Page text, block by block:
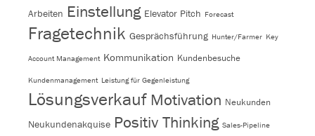
Arbeiten Einstellung Elevator Pitch Forecast
Fragetechnik Gesprächsführung Hunter/Farmer Key
Account Management Kommunikation Kundenbesuche
Kundenmanagement Leistung für Gegenleistung
Lösungsverkauf Motivation Neukunden
Neukundenakquise Positiv Thinking Sales-Pipeline